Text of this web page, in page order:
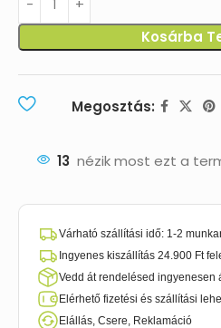
Kosárba
Megosztás:
13 nézik most ezt a
Várható szállítási idő: 1-2
Ingyenes kiszállítás 24.900 Ft
Vedd át rendelésed ingyenesen
Elérhető fizetési és szállítási
Elállás, Csere, Reklamáció